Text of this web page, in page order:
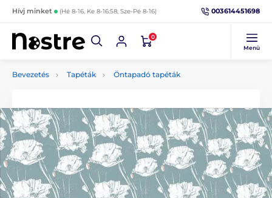
Hívj minket (Hé 8-16, Ke 8-16:58, Sze-Pé 8-16) 003614451698
0
Menü
Bevezetés Tapéták Öntapadó tapéták